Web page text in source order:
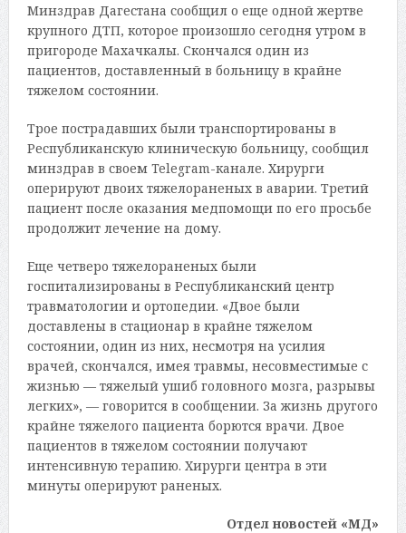
Минздрав Дагестана сообщил о еще одной жертве
крупного ДТП, которое произошло сегодня утром в
пригороде Махачкалы. Скончался один из
пациентов, доставленный в больницу в крайне
тяжелом состоянии.
Трое пострадавших были транспортированы в
Республиканскую клиническую больницу, сообщил
минздрав в своем Telegram-канале. Хирурги
оперируют двоих тяжелораненых в аварии. Третий
пациент после оказания медпомощи по его просьбе
продолжит лечение на дому.
Еще четверо тяжелораненых были
госпитализированы в Республиканский центр
травматологии и ортопедии. «Двое были
доставлены в стационар в крайне тяжелом
состоянии, один из них, несмотря на усилия
врачей, скончался, имея травмы, несовместимые с
жизнью — тяжелый ушиб головного мозга, разрывы
легких», — говорится в сообщении. За жизнь другого
крайне тяжелого пациента борются врачи. Двое
пациентов в тяжелом состоянии получают
интенсивную терапию. Хирурги центра в эти
минуты оперируют раненых.
Отдел новостей «МД»